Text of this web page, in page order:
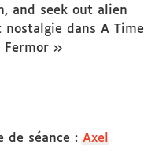
and seek out alien
nostalgie dans A Time
Fermor »
de séance : Axel